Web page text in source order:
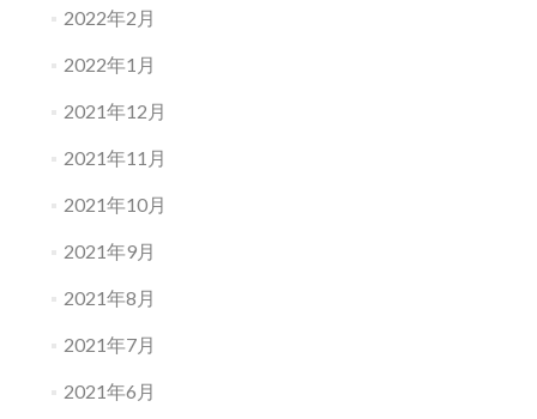
2022年2月
2022年1月
2021年12月
2021年11月
2021年10月
2021年9月
2021年8月
2021年7月
2021年6月